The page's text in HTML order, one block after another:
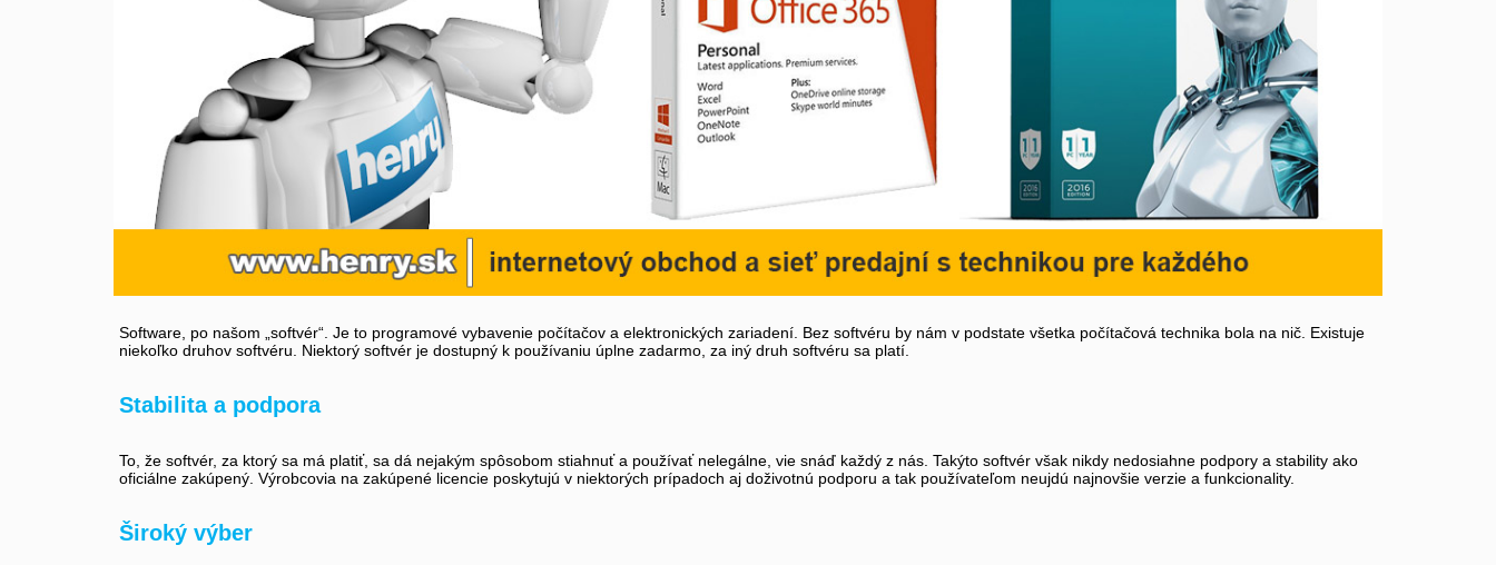
Software, po našom „softvér“. Je to programové vybavenie počítačov a elektronických zariadení. Bez softvéru by nám v podstate všetka počítačová technika bola na nič. Existuje
niekoľko druhov softvéru. Niektorý softvér je dostupný k používaniu úplne zadarmo, za iný druh softvéru sa platí.
Stabilita a podpora
To, že softvér, za ktorý sa má platiť, sa dá nejakým spôsobom stiahnuť a používať nelegálne, vie snáď každý z nás. Takýto softvér však nikdy nedosiahne podpory a stability ako
oficiálne zakúpený. Výrobcovia na zakúpené licencie poskytujú v niektorých prípadoch aj doživotnú podporu a tak používateľom neujdú najnovšie verzie a funkcionality.
Široký výber